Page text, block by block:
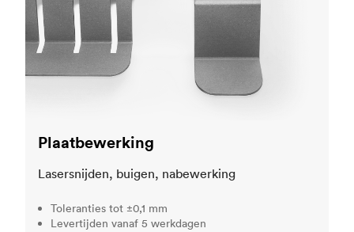
Plaatbewerking
Lasersnijden, buigen, nabewerking
Toleranties tot ±0,1 mm
Levertijden vanaf 5 werkdagen